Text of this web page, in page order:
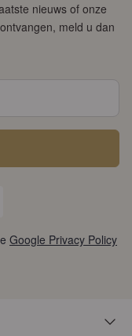
nieuws of onze
meld u dan
Google Privacy Policy